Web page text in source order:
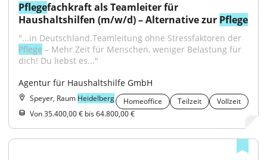
Pflegefachkraft als Teamleiter für
Haushaltshilfen (m/w/d) – Alternative zur Pflege
Pflege – Mehr Zeit für Menschen, weniger Belastung für
dich! Du liebst es..."
Agentur für Haushaltshilfe GmbH
Speyer, Raum Heidelberg Homeoffice Teilzeit
Vollzeit
Von 35.400,00 € bis 64.800,00 €